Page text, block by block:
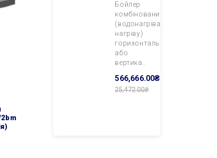
Бойлер
комбінований
(водонагрівач непрямого
нагріву)
горизонтального
або
вертика..
566,666.00₴
25,472.00₴